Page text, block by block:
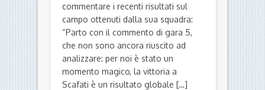
commentare i recenti risultati sul
campo ottenuti dalla sua squadra:
“Parto con il commento di gara 5,
che non sono ancora riuscito ad
analizzare: per noi è stato un
momento magico, la vittoria a
Scafati è un risultato globale […]